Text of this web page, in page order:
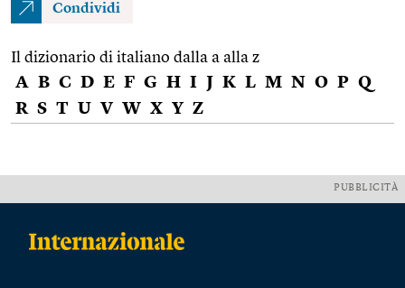
Condividi
Il dizionario di italiano dalla a alla z
A B C D E F G H I J K L M N O P Q
R S T U V W X Y Z
PUBBLICITÀ